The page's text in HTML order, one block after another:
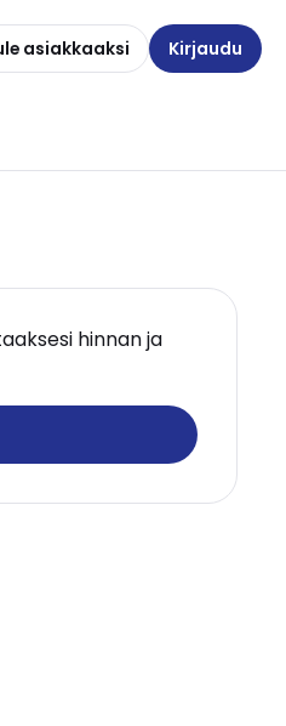
asiakkaaksi Kirjaudu
hinnan ja